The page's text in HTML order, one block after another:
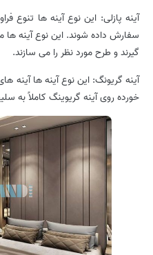
آینه پازلی: این نوع آینه ها تنوع
سفارش داده شوند. این نوع آینه ها
گیرند و طرح مورد نظر را می سازند.
آینه گریونگ: این نوع آینه ها
خورده روی آینه گریوینگ کاملاً به